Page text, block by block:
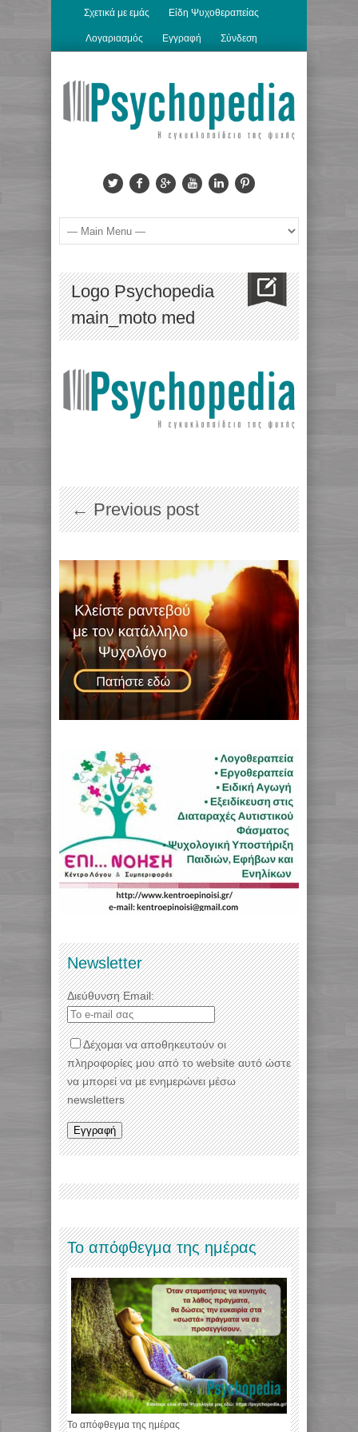
Σχετικά με εμάς Είδη Ψυχοθεραπείας
Λογαριασμός Εγγραφή Σύνδεση
Logo Psychopedia
main_moto med
← Previous post
Newsletter
Διεύθυνση Email:
Δέχομαι να αποθηκευτούν οι
πληροφορίες μου από το website αυτό ώστε
να μπορεί να με ενημερώνει μέσω
newsletters
Το απόφθεγμα της ημέρας
Το απόφθεγμα της ημέρας